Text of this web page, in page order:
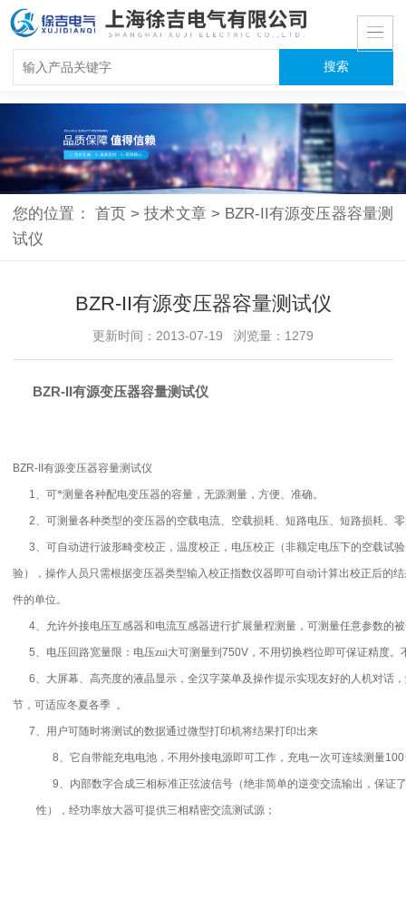
您的位置： 首页 > 技术文章 > BZR-II有源变压器容量测
试仪
BZR-II有源变压器容量测试仪
更新时间：2013-07-19 浏览量：1279
BZR-II有源变压器容量测试仪
BZR-II有源变压器容量测试仪
1 、可*测量各种配电变压器的容量，无源测量，方便、准确。
2 、可测量各种类型的变压器的空载电流、空载损耗、短路电压、短路损耗、
3 、可自动进行波形畸变校正，温度校正，电压校正（非额定电压下的空载试
验），操作人员只需根据变压器类型输入校正指数仪器即可自动计算出校正后的
件的单位。
4、允许外接电压互感器和电流互感器进行扩展量程测量，可测量任意参数的
5 、电压回路宽量限：电压zui大可测量到750V，不用切换档位即可保证精度。
6 、大屏幕、高亮度的液晶显示，全汉字菜单及操作提示实现友好的人机对话
节，可适应冬夏各季 。
7 、用户可随时将测试的数据通过微型打印机将结果打印出来
8 、它自带能充电电池，不用外接电源即可工作，充电一次可连续测量100
9 、内部数字合成三相标准正弦波信号（绝非简单的逆变交流输出，保证
性），经功率放大器可提供三相精密交流测试源；